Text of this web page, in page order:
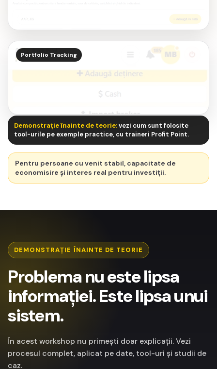
82
SCOR
Profitabilitate
Portfolio Tracking
alocare
portofoliu
Demonstrație înainte de teorie:vezi cum sunt folosite
tool-urile pe exemple practice, cu traineri Profit Point.
Pentru persoane cu venit stabil, capacitate de
economisire și interes real pentru investiții.
DEMONSTRAȚIE ÎNAINTE DE TEORIE
Problema nu este lipsa
informației. Este lipsa unui
sistem.
În acest workshop nu primești doar explicații. Vezi
procesul complet, aplicat pe date, tool-uri și studii de
caz.